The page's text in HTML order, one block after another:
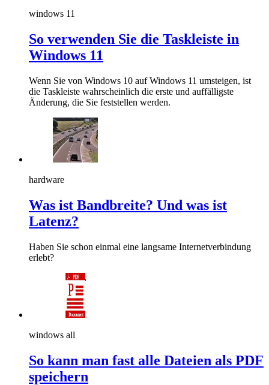
windows 11
So verwenden Sie die Taskleiste in
Windows 11
Wenn Sie von Windows 10 auf Windows 11 umsteigen, ist
die Taskleiste wahrscheinlich die erste und auffälligste
Änderung, die Sie feststellen werden.
hardware
Was ist Bandbreite? Und was ist
Latenz?
Haben Sie schon einmal eine langsame Internetverbindung
erlebt?
windows all
So kann man fast alle Dateien als PDF
speichern